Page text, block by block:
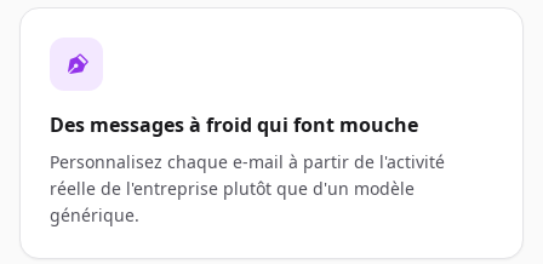
Des messages à froid qui font mouche
Personnalisez chaque e-mail à partir de l'activité
réelle de l'entreprise plutôt que d'un modèle
générique.